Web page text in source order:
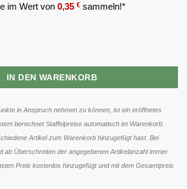
im Wert von 0,35 € sammeln!*
Ascorbate Powder 250g Menge
IN DEN WARENKORB
in Anspruch nehmen zu können, ist ein eröffnetes
berechnet Staffelpreise automatisch im Warenkorb.
Artikel zum Warenkorb hinzugefügt hast. Bei
ab Überschreiten der angegebenen Artikelanzahl immer
Preis kostenlos hinzugefügt und mit dem Gesamtpreis